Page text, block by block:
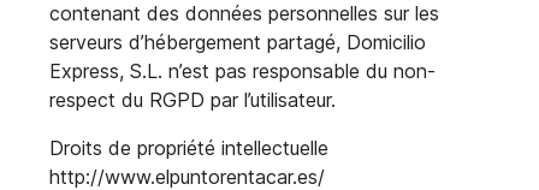
contenant des données personnelles sur les
serveurs d’hébergement partagé, Domicilio
Express, S.L. n’est pas responsable du non-
respect du RGPD par l’utilisateur.
Droits de propriété intellectuelle
http://www.elpuntorentacar.es/